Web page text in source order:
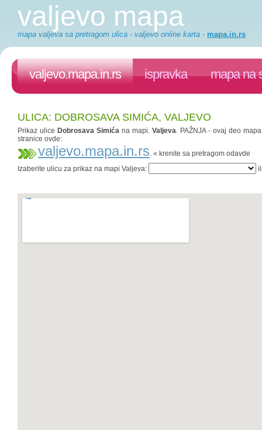
valjevo mapa
mapa valjeva sa pretragom ulica - valjevo online karta - mapa.in.rs
valjevo.mapa.in.rs ispravka mapa na
ULICA: DOBROSAVA SIMIĆA, VALJEVO
Prikaz ulice Dobrosava Simića na mapi. Valjeva. PAŽNJA - ovaj deo
stranice ovde:
valjevo.mapa.in.rs. « krenite sa pretragom odavde
Izaberite ulicu za prikaz na mapi Valjeva: